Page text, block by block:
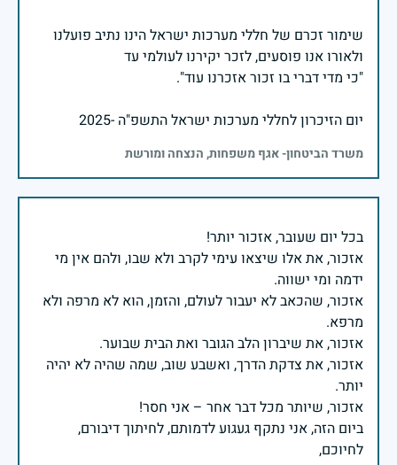
שימור זכרם של חללי מערכות ישראל הינו נתיב פועלנו
יום הזיכרון לחללי מערכות ישראל התשפ"ה -2025
משרד הביטחון- אגף משפחות, הנצחה ומורשת
אזכור, את אלו שיצאו עימי לקרב ולא שבו, ולהם אין מי
אזכור, שהכאב לא יעבור לעולם, והזמן, הוא לא מרפה ולא
אזכור, את צדקת הדרך, ואשבע שוב, שמה שהיה לא יהיה
ביום הזה, אני נתקף געגוע לדמותם, לחיתוך דיבורם,